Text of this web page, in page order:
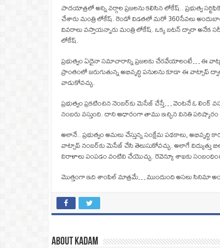
పాదయాత్రలో అన్ని వర్గాల ప్రజలను కలిసిన లోకేష్.. ప్రభుత్వ
చేశారు మంత్రి లోకేష్. రెండో విడతలో మరో 360సేవలు
వివరాలు వస్తాయన్నారు మంత్రి లోకేష్. ఒక్క బటన్ ద్వారా అనేక
లోకేష్.
ప్రభుత్వం ఏదైనా సమాచారాన్ని ప్రజలకు చేరవేయాలంటే… ఈ
ప్రాంతంలో జరుగుతున్న అభివృద్ధి పనులను కూడా ఈ
వాడుకోవచ్చు.
ప్రభుత్వం ప్రకటించిన నెంబర్‌కు మెసేజ్‌ చేస్తే… వెంటనే ఓ
నంబరు వస్తుంది. దాని ఆధారంగా తాము ఇచ్చిన వినతి
అలానే.. ప్రభుత్వం అమలు చేస్తున్న సంక్షేమ పథకాలు,
వాట్సాప్‌ నంబర్‌కు మెసేజ్‌ చేసి తెలుసుకోవచ్చు. అలాగే విద్యుత్తు
విరాళాలు పంపడం వంటివి చేయొచ్చు. రెవెన్యూ శాఖకు
మొత్తంగా ఇది శాంపిల్ మాత్రమే… ముందుంది అసలు సినిమా
About Kadam